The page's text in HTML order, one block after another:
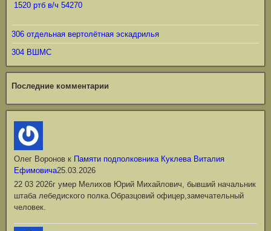
1520 ртб в/ч 54270
306 отдельная вертолётная эскадрилья
304 ВШМС
Последние комментарии
Олег Воронов к Памяти подполковника Куклева Виталия
Ефимовича25.03.2026
22 03 2026г умер Мелихов Юрий Михайлович, бывший начальник
штаба лебедиского полка.Образцовий офицер,замечательный
человек.